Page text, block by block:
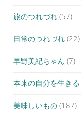
旅のつれづれ (57)
日常のつれづれ (22)
早野美紀ちゃん (7)
本来の自分を生きる
美味しいもの (187)